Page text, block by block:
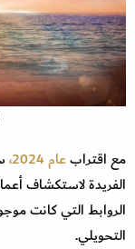
مع اقترابعام 2024،
الفريدة لاستكشاف
الروابط التي كانت
التحويلي.